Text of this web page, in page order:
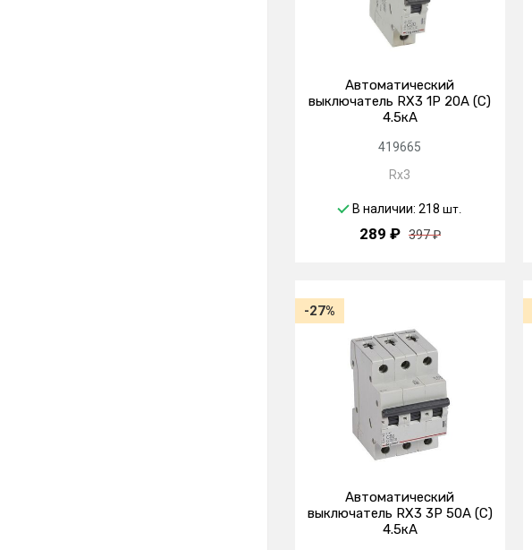
Автоматический
выключатель RX3 1P 20А (C)
4.5кА
419665
Rx3
В наличии: 218шт.
289 ₽ 397 ₽
-27%
Автоматический
выключатель RX3 3P 50А (C)
4.5кА